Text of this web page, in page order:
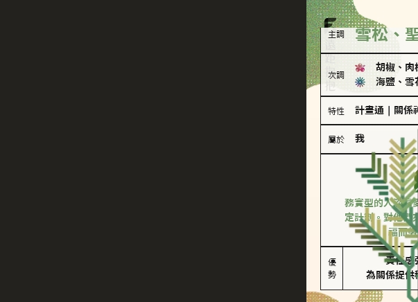
主調 雪松、
次調
胡椒、肉
海鹽、雪
特性 計畫通 關係
屬於 我
務實型的人深信
定計劃。對他們
福而
優
勢
責任感
為關係提供